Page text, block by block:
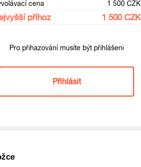
cena 1 500 CZK
příhoz 1 500 CZK
Pro přihazování musíte být přihlášeni
Přihlásit